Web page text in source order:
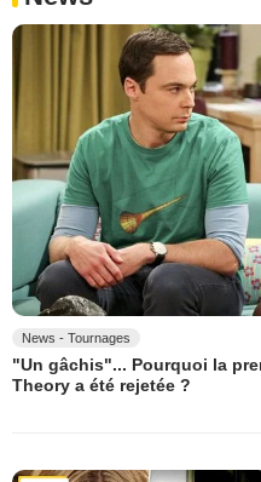
News - Tournages
"Un gâchis"... Pourquoi la
Theory a été rejetée ?